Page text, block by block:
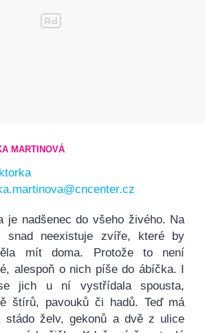
MARTINOVÁ
je nadšenec do všeho živého. Na
snad neexistuje zvíře, které by
mít doma. Protože to není
alespoň o nich píše do ábíčka. I
jich u ní vystřídala spousta,
štírů, pavouků či hadů. Teď má
stádo želv, gekonů a dvě z ulice